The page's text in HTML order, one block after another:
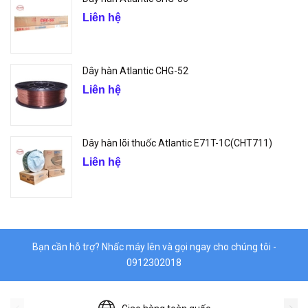
Liên hệ
Dây hàn Atlantic CHG-52
Liên hệ
Dây hàn lõi thuốc Atlantic E71T-1C(CHT711)
Liên hệ
Bạn cần hỗ trợ? Nhấc máy lên và gọi ngay cho chúng tôi -
0912302018